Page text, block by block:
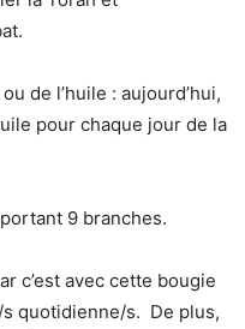
de l’huile : aujourd’hui,
pour chaque jour de la
9 branches.
c’est avec cette bougie
s quotidienne/s. De plus,